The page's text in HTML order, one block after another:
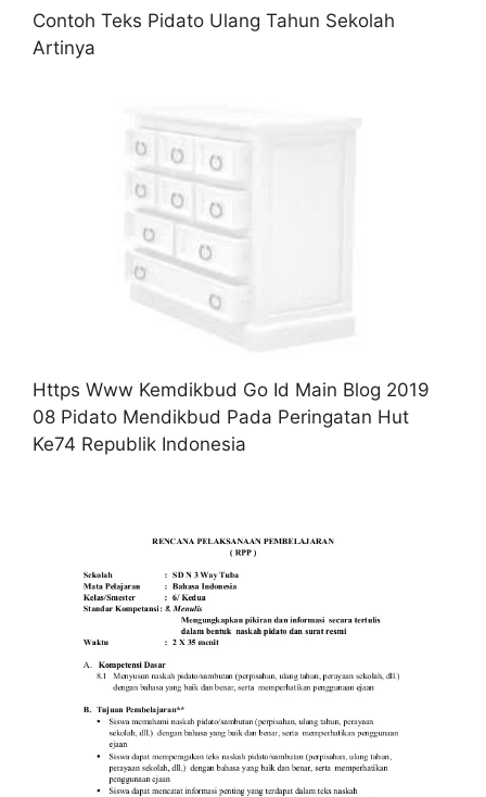
Contoh Teks Pidato Ulang Tahun Sekolah
Artinya
Https Www Kemdikbud Go Id Main Blog 2019
08 Pidato Mendikbud Pada Peringatan Hut
Ke74 Republik Indonesia